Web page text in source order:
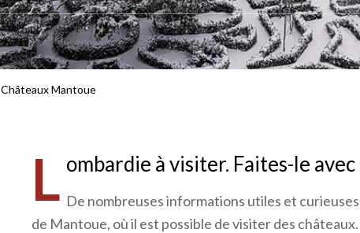
Châteaux Mantoue
L ombardie à visiter. Faites-le avec
De nombreuses informations utiles et
de Mantoue, où il est possible de visiter des châteaux.